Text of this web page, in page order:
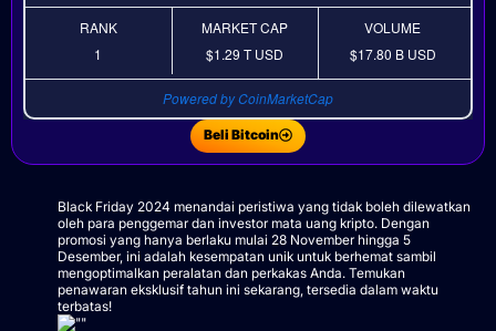
RANK
1
MARKET CAP
$1.29 TUSD
VOLUME
$17.80 B USD
Powered by CoinMarketCap
Beli Bitcoin
Black Friday 2024 menandai peristiwa yang tidak boleh dilewatkan
oleh para penggemar dan investor mata uang kripto. Dengan
promosi yang hanya berlaku mulai 28 November hingga 5
Desember, ini adalah kesempatan unik untuk berhemat sambil
mengoptimalkan peralatan dan perkakas Anda. Temukan
penawaran eksklusif tahun ini sekarang, tersedia dalam waktu
terbatas!